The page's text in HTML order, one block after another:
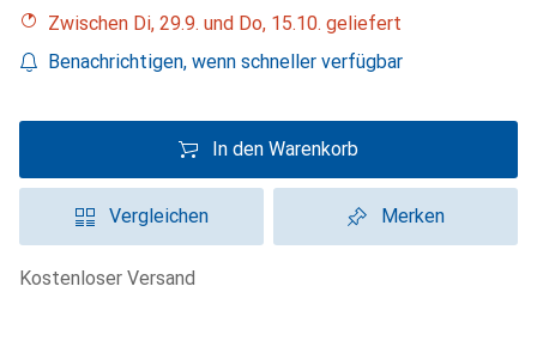
Zwischen Di, 29.9. und Do, 15.10. geliefert
Benachrichtigen, wenn schneller verfügbar
In den Warenkorb
Vergleichen Merken
kostenloser Versand